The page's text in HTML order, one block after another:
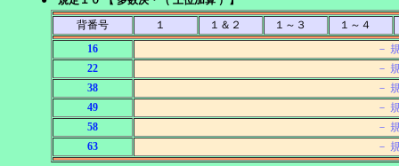
背番号
１ １＆２ １～３
１～４
16
－
22
－
38
－
49
－
58
－
63
－